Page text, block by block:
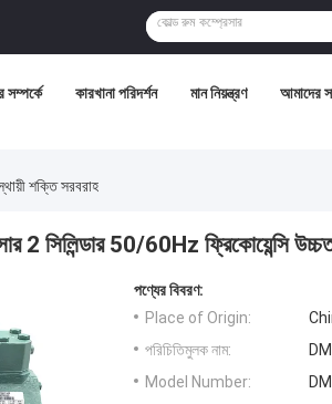
সম্পর্কে কারখানা পরিদর্শন মান নিয়ন্ত্রণ আমাদের
শক্তি সরবরাহ
2 সিলিন্ডার 50/60Hz ফ্রিকোয়েন্সি
পণ্যের বিবরণ:
Place of Origin:
পরিচিতিমুলক নাম:
DM
Model Number: